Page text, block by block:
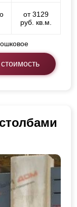
от 3129
руб. кв.м.